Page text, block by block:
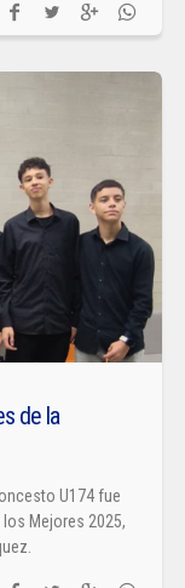
de la
U174 fue
Mejores 2025,